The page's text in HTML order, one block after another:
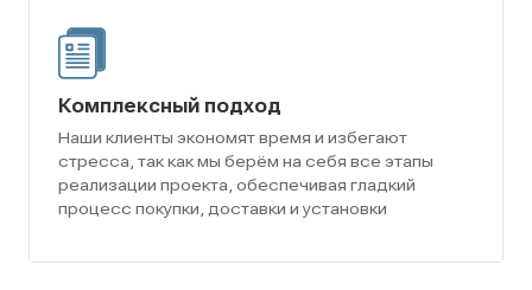
Комплексный подход
Наши клиенты экономят время и избегают
стресса, так как мы берём на себя все этапы
реализации проекта, обеспечивая гладкий
процесс покупки, доставки и установки